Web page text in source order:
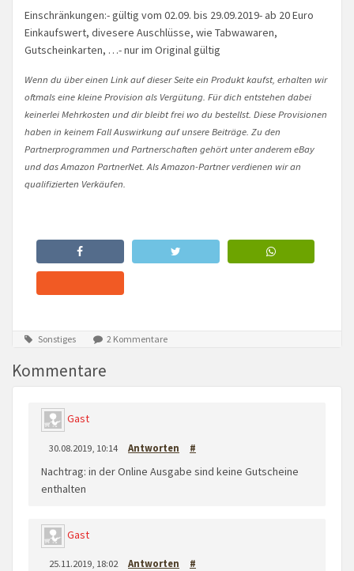
Einschränkungen:- gültig vom 02.09. bis 29.09.2019- ab 20 Euro
Einkaufswert, divesere Auschlüsse, wie Tabwawaren,
Gutscheinkarten, …- nur im Original gültig
Wenn du über einen Link auf dieser Seite ein Produkt kaufst, erhalten wir
oftmals eine kleine Provision als Vergütung. Für dich entstehen dabei
keinerlei Mehrkosten und dir bleibt frei wo du bestellst. Diese Provisionen
haben in keinem Fall Auswirkung auf unsere Beiträge. Zu den
Partnerprogrammen und Partnerschaften gehört unter anderem eBay
und das Amazon PartnerNet. Als Amazon-Partner verdienen wir an
qualifizierten Verkäufen.
Sonstiges 2 Kommentare
Kommentare
Gast
30.08.2019, 10:14 Antworten #
Nachtrag: in der Online Ausgabe sind keine Gutscheine
enthalten
Gast
25.11.2019, 18:02 Antworten #